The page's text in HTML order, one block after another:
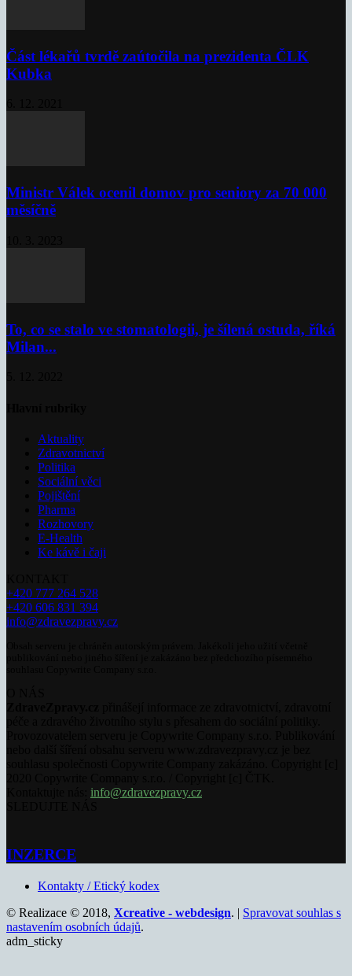
Část lékařů tvrdě zaútočila na prezidenta ČLK
Kubka
Ministr Válek ocenil domov pro seniory za 70 000
měsíčně
To, co se stalo ve stomatologii, je šílená ostuda, říká
Milan...
Aktuality
Zdravotnictví
Politika
Sociální věci
Pojištění
Pharma
Rozhovory
E-Health
Ke kávě i čaji
+420 777 264 528
+420 606 831 394
info@zdravezpravy.cz
info@zdravezpravy.cz
INZERCE
Kontakty / Etický kodex
© Realizace © 2018, Xcreative - webdesign. | Spravovat souhlas s
nastavením osobních údajů.
adm_sticky